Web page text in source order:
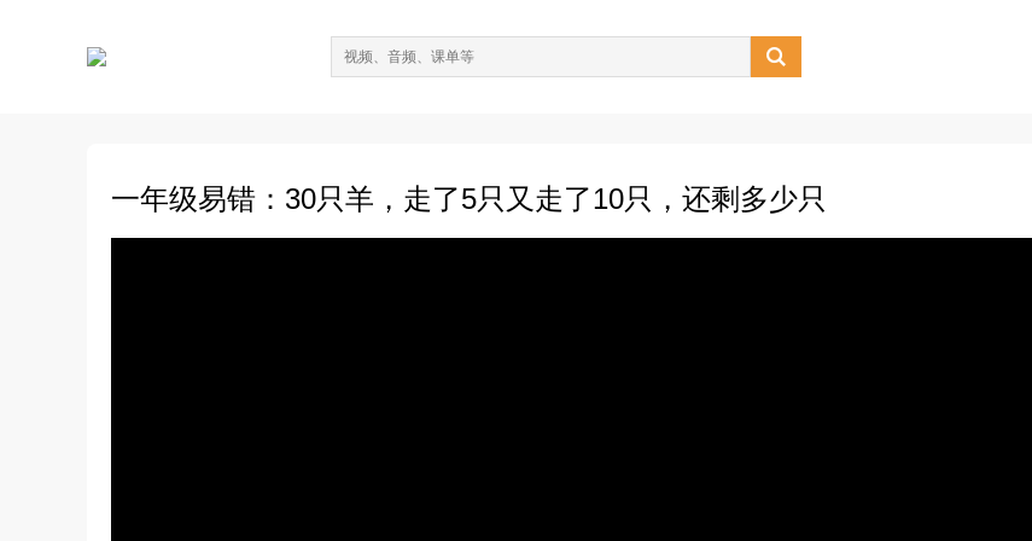

一年级易错：30只羊，走了5只又走了10只，还剩多少只